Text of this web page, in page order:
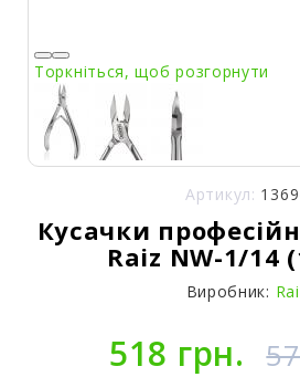
Торкніться, щоб розгорнути
Артикул:
Кусачки
Raiz NW-1/14
Виробник:
518 грн.